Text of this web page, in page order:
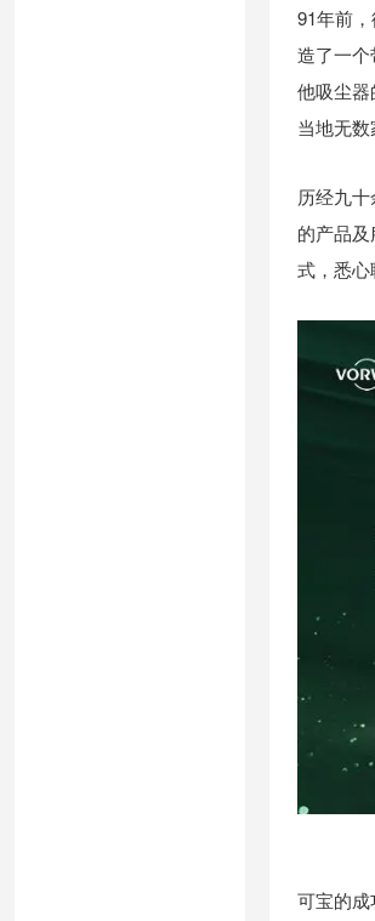
91年前
造了一
他吸尘
当地无数
历经九
的产品
式，悉心
可宝的